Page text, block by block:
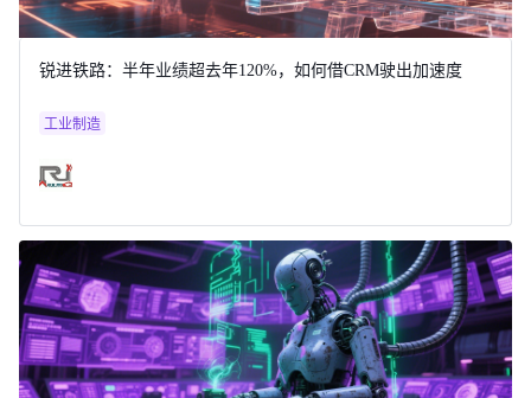
锐进铁路：半年业绩超去年120%，如何借CRM驶出加速度
工业制造